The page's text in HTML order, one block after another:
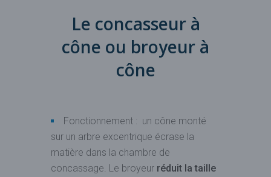
Le concasseur à
cône ou broyeur à
cône
Fonctionnement : un cône monté
sur un arbre excentrique écrase la
matière dans la chambre de
concassage. Le broyeur réduit la taille